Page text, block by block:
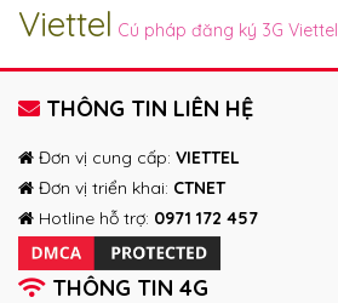
Viettel Cú pháp đăng ký 3G Viettel
THÔNG TIN LIÊN HỆ
Đơn vị cung cấp: VIETTEL
Đơn vị triển khai: CTNET
Hotline hỗ trợ: 0971 172 457
THÔNG TIN 4G